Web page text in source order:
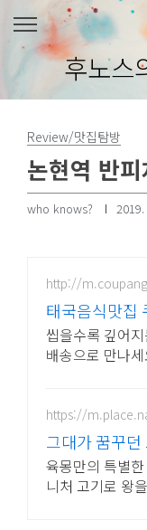
본문 바로가기
후노스
Review/맛집탐방
논현역
who knows?
http://
태국음식맛집
송
씹을수록 깊어
배송으로 만나
https://
그대가 꿈꾸
육몽만의 특별
니처 고기로 왕